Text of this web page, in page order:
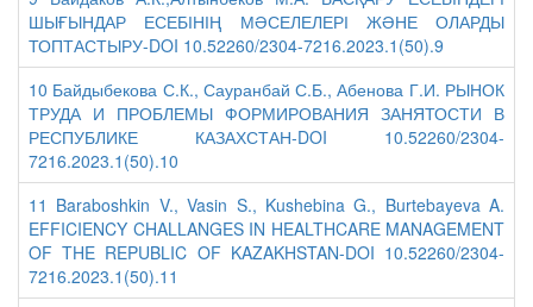
ШЫҒЫНДАР ЕСЕБІНІҢ МӘСЕЛЕЛЕРІ ЖӘНЕ ОЛАРДЫ
ТОПТАСТЫРУ-DOI 10.52260/2304-7216.2023.1(50).9
10 Байдыбекова С.К., Сауранбай С.Б., Абенова Г.И. РЫНОК
ТРУДА И ПРОБЛЕМЫ ФОРМИРОВАНИЯ ЗАНЯТОСТИ В
РЕСПУБЛИКЕ КАЗАХСТАН-DOI 10.52260/2304-
7216.2023.1(50).10
11 Baraboshkin V., Vasin S., Kushebina G., Burtebayeva A.
EFFICIENCY CHALLANGES IN HEALTHCARE MANAGEMENT
OF THE REPUBLIC OF KAZAKHSTAN-DOI 10.52260/2304-
7216.2023.1(50).11